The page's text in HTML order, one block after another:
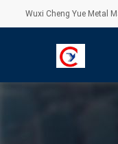
Wuxi Cheng Yue Metal